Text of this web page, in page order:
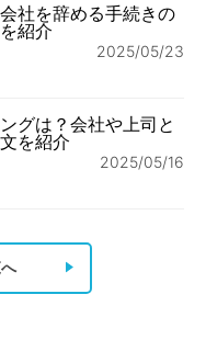
社を辞める手続きの
紹介
2025/05/23
グは？会社や上司と
を紹介
2025/05/16